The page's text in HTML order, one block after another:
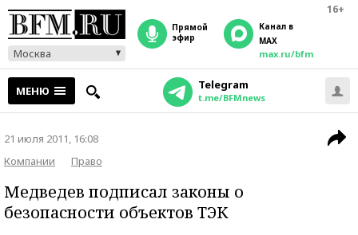
16+
Москва
прямой
эфир
Канал в
MAX
max.ru/bfm
МЕНЮ Telegram
t.me/BFMnews
21 июля 2011, 16:08
Компании
Право
Медведев подписал законы о
безопасности объектов ТЭК